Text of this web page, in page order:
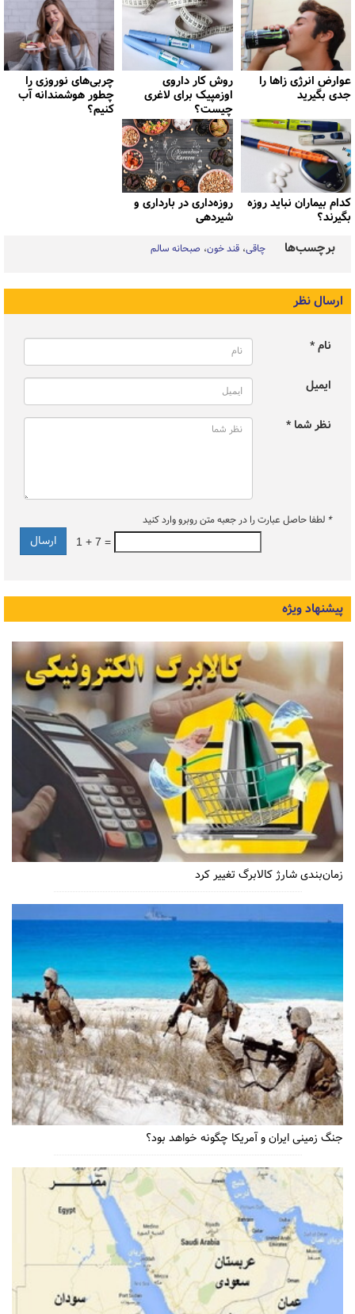
عوارض انرژی زاها را
جدی بگیرید
روش کار داروی
اوزمپیک برای لاغری
چیست؟
چربی‌های نوروزی را
چطور هوشمندانه آب
کنیم؟
کدام بیماران نباید روزه
بگیرند؟
روزه‌داری در بارداری و
شیردهی
برچسب‌ها چاقی قند خون صبحانه سالم
ارسال نظر
نام *
ایمیل
نظر شما *
* لطفا حاصل عبارت را در جعبه متن روبرو وارد کنید
1 + 7 =
پیشنهاد ویژه
زمان‌بندی شارژ کالابرگ تغییر کرد
جنگ زمینی ایران و آمریکا چگونه خواهد بود؟